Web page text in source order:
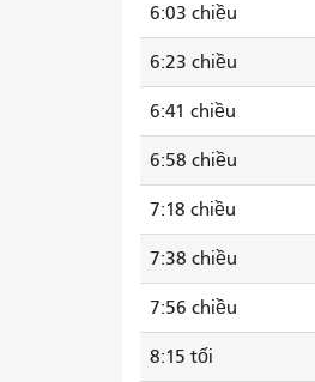
6:03 chiều
6:23 chiều
6:41 chiều
6:58 chiều
7:18 chiều
7:38 chiều
7:56 chiều
8:15 tối